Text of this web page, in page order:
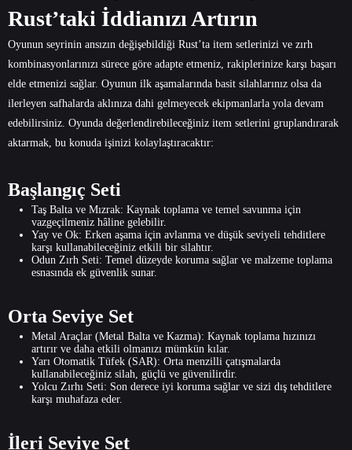
Rust’taki İddianızı Artırın
Oyunun seyrinin ansızın değişebildiği Rust’ta item setlerinizi ve zırh
kombinasyonlarınızı sürece göre adapte etmeniz, rakiplerinize karşı başarı
elde etmenizi sağlar. Oyunun ilk aşamalarında basit silahlarınız olsa da
ilerleyen safhalarda aklınıza dahi gelmeyecek ekipmanlarla yola devam
edebilirsiniz. Oyunda değerlendirebileceğiniz item setlerini gruplandırarak
aktarmak, bu konuda işinizi kolaylaştıracaktır:
Başlangıç Seti
Taş Balta ve Mızrak: Kaynak toplama ve temel savunma için
vazgeçilmeniz hâline gelebilir.
Yay ve Ok: Erken aşama için avlanma ve düşük seviyeli tehditlere
karşı kullanabileceğiniz etkili bir silahtır.
Odun Zırh Seti: Temel düzeyde koruma sağlar ve malzeme toplama
esnasında ek güvenlik sunar.
Orta Seviye Set
Metal Araçlar (Metal Balta ve Kazma): Kaynak toplama hızınızı
artırır ve daha etkili olmanızı mümkün kılar.
Yarı Otomatik Tüfek (SAR): Orta menzilli çatışmalarda
kullanabileceğiniz silah, güçlü ve güvenilirdir.
Yolcu Zırhı Seti: Son derece iyi koruma sağlar ve sizi dış tehditlere
karşı muhafaza eder.
İleri Seviye Set